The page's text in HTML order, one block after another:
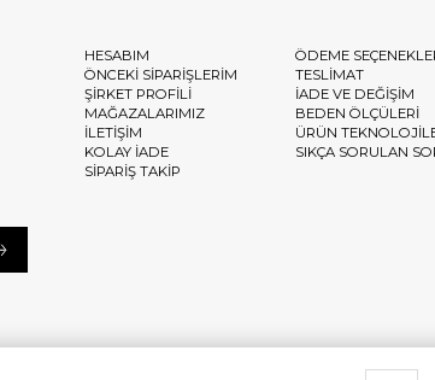
HESABIM
ÖNCEKİ SİPARİŞLERİM
ŞİRKET PROFİLİ
MAĞAZALARIMIZ
İLETİŞİM
KOLAY İADE
SİPARİŞ TAKİP
ÖDEME
TESLİMAT
İADE VE DEĞİŞİM
BEDEN ÖLÇÜLERİ
ÜRÜN
SIKÇA SORULAN